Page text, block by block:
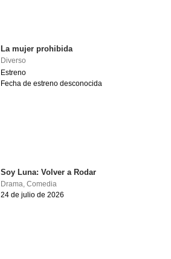
La mujer prohibida
Diverso
Estreno
Fecha de estreno desconocida
Soy Luna: Volver a Rodar
Drama ,Comedia
24 de julio de 2026